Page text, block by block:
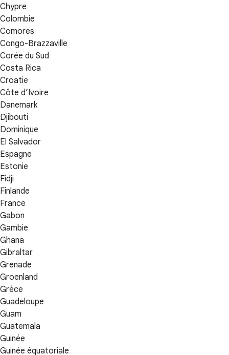
Chypre
Colombie
Comores
Congo-Brazzaville
Corée du Sud
Costa Rica
Croatie
Côte d’Ivoire
Danemark
Djibouti
Dominique
El Salvador
Espagne
Estonie
Fidji
Finlande
France
Gabon
Gambie
Ghana
Gibraltar
Grenade
Groenland
Grèce
Guadeloupe
Guam
Guatemala
Guinée
Guinée équatoriale